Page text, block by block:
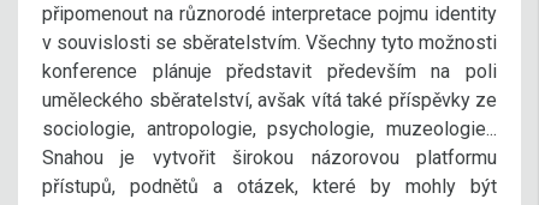
připomenout na různorodé interpretace pojmu identity
v souvislosti se sběratelstvím. Všechny tyto možnosti
konference plánuje představit především na poli
uměleckého sběratelství, avšak vítá také příspěvky ze
sociologie, antropologie, psychologie, muzeologie...
Snahou je vytvořit širokou názorovou platformu
přístupů, podnětů a otázek, které by mohly být